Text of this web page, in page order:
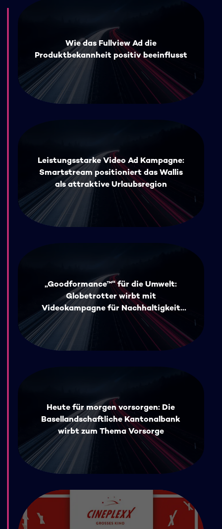
Wie das Fullview Ad die
Produktbekannheit positiv beeinflusst
Leistungsstarke Video Ad Kampagne:
Smartstream positioniert das Wallis
als attraktive Urlaubsregion
„Goodformance™“ für die Umwelt:
Globetrotter wirbt mit
Videokampagne für Nachhaltigkeit
und sammelt Spenden
Heute für morgen vorsorgen: Die
Basellandschaftliche Kantonalbank
wirbt zum Thema Vorsorge